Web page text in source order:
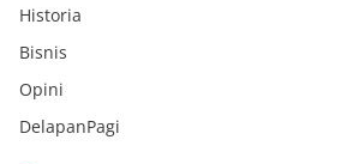
Historia
Bisnis
Opini
DelapanPagi